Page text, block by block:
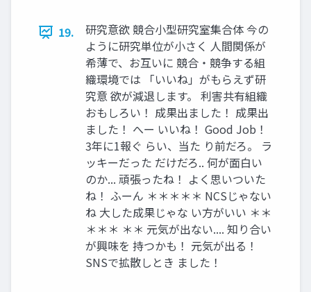
19.
研究意欲 競合⼩型研究室集合体 今の
ように研究単位が⼩さく ⼈間関係が
希薄で、お互いに 競合・競争する組
織環境では 「いいね」がもらえず研
究意 欲が減退します。 利害共有組織
おもしろい！ 成果出ました！ 成果出
ました！ へー いいね！ Good Job！
3年に1報ぐ らい、当た り前だろ。 ラ
ッキーだった だけだろ.. 何が⾯⽩い
のか... 頑張ったね！ よく思いついた
ね！ ふーん ＊＊＊＊＊ NCSじゃない
ね ⼤した成果じゃな い⽅がいい ＊＊
＊＊＊ ＊＊ 元気が出ない.... 知り合い
が興味を 持つかも！ 元気が出る！
SNSで拡散しとき ました！